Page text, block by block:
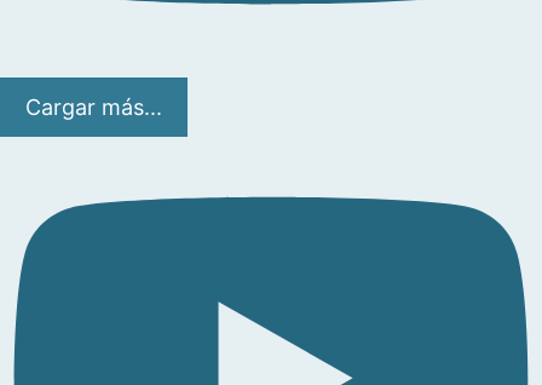
Cargar más...